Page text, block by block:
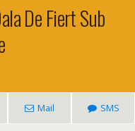
De Fiert Sub
Mail SMS